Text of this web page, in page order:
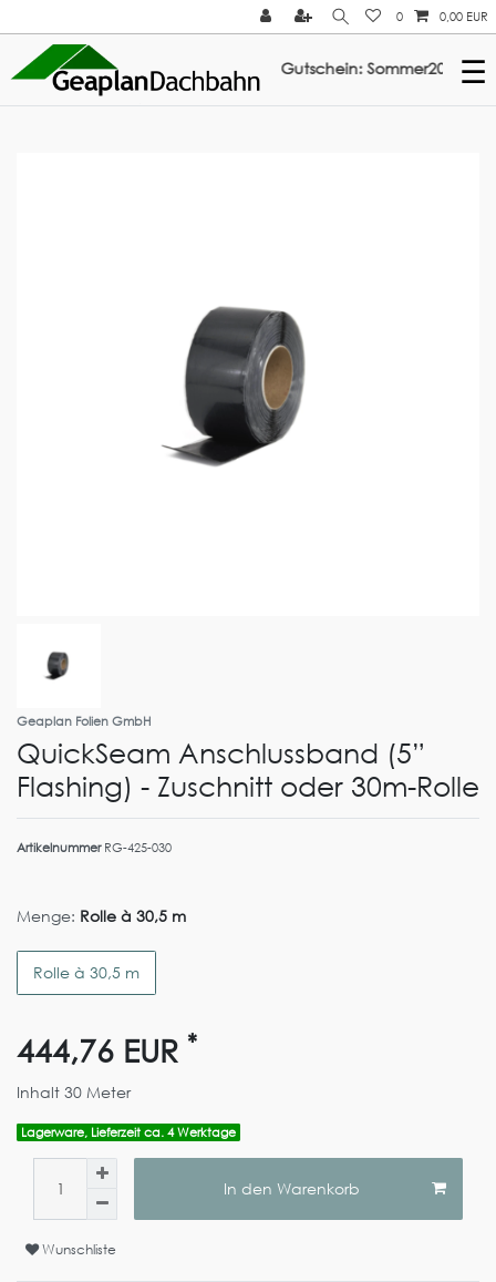
0 0,00 EUR
Rabatt auf ElastoTop & Multi-Fix: Gutschein: Sommer2026 ///☰
Geaplan Folien GmbH
QuickSeam Anschlussband (5”
Flashing) - Zuschnitt oder 30m-Rolle
ArtikelnummerRG-425-030
Menge: Rolle à 30,5 m
Rolle à 30,5 m
444,76 EUR *
Inhalt 30 Meter
Lagerware, Lieferzeit ca. 4 Werktage
In den Warenkorb
Wunschliste